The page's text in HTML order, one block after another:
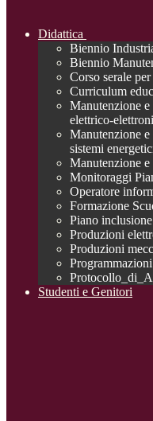
Didattica
Biennio
Biennio
Corso serale
Curriculum
Manutenzione e
elettrico-
Manutenzione e
sistemi
Manutenzione
Monitoraggi
Operatore
Formazione
Piano
Produzioni
Produzioni
Studenti e Genitori